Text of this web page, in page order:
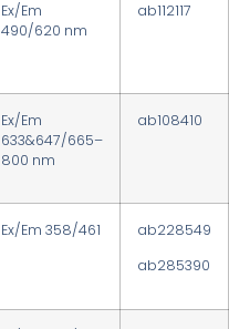
Ex/Em
490/620 nm
ab112117
Ex/Em
633&647/665–
800 nm
ab108410
Ex/Em 358/461
ab228549
ab285390